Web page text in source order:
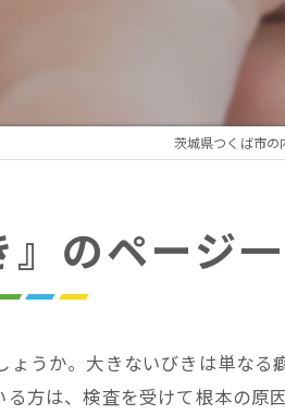
茨城県つくば市
のページ
うか。大きないびきは単な
方は、検査を受けて根本の原